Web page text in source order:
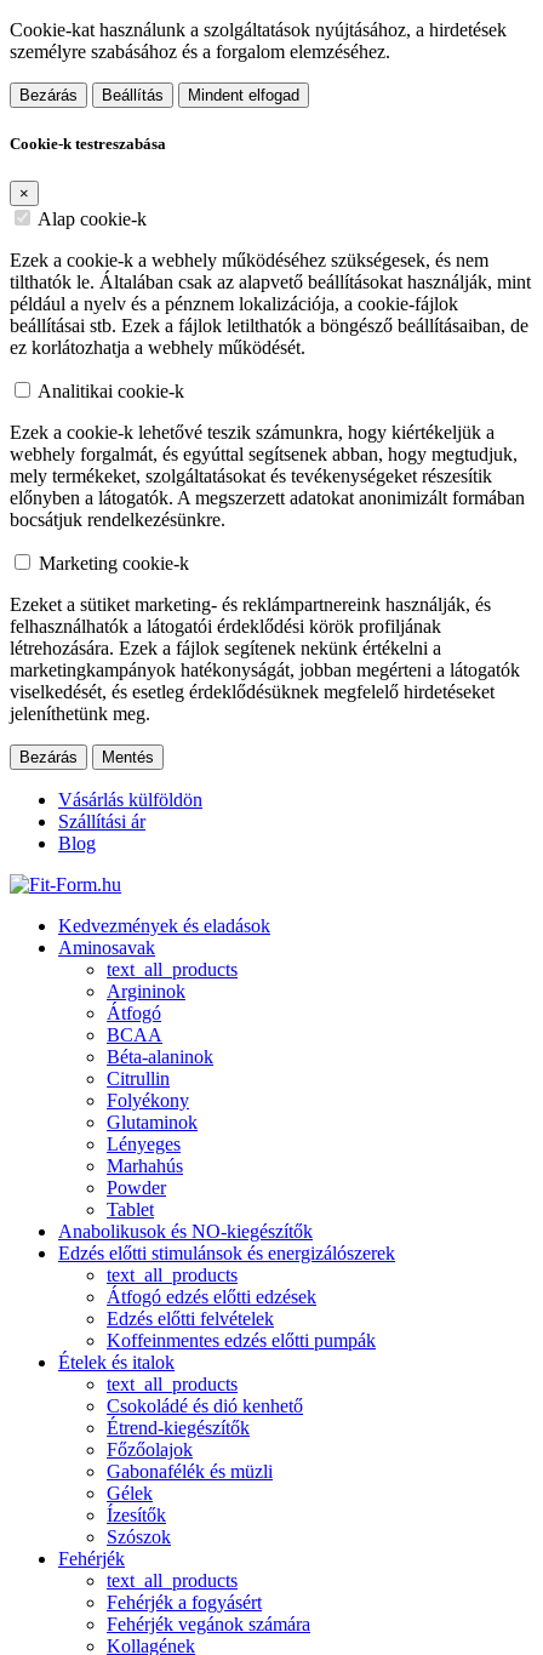
Cookie-kat használunk a szolgáltatások nyújtásához, a hirdetések
személyre szabásához és a forgalom elemzéséhez.
Bezárás Beállítás Mindent elfogad
Cookie-k testreszabása
×
Alap cookie-k
Ezek a cookie-k a webhely működéséhez szükségesek, és nem
tilthatók le. Általában csak az alapvető beállításokat használják, mint
például a nyelv és a pénznem lokalizációja, a cookie-fájlok
beállításai stb. Ezek a fájlok letilthatók a böngésző beállításaiban, de
ez korlátozhatja a webhely működését.
Analitikai cookie-k
Ezek a cookie-k lehetővé teszik számunkra, hogy kiértékeljük a
webhely forgalmát, és egyúttal segítsenek abban, hogy megtudjuk,
mely termékeket, szolgáltatásokat és tevékenységeket részesítik
előnyben a látogatók. A megszerzett adatokat anonimizált formában
bocsátjuk rendelkezésünkre.
Marketing cookie-k
Ezeket a sütiket marketing- és reklámpartnereink használják, és
felhasználhatók a látogatói érdeklődési körök profiljának
létrehozására. Ezek a fájlok segítenek nekünk értékelni a
marketingkampányok hatékonyságát, jobban megérteni a látogatók
viselkedését, és esetleg érdeklődésüknek megfelelő hirdetéseket
jeleníthetünk meg.
Bezárás Mentés
Vásárlás külföldön
Szállítási ár
Blog
Kedvezmények és eladások
Aminosavak
text_all_products
Argininok
Átfogó
BCAA
Béta-alaninok
Citrullin
Folyékony
Glutaminok
Lényeges
Marhahús
Powder
Tablet
Anabolikusok és NO-kiegészítők
Edzés előtti stimulánsok és energizálószerek
text_all_products
Átfogó edzés előtti edzések
Edzés előtti felvételek
Koffeinmentes edzés előtti pumpák
Ételek és italok
text_all_products
Csokoládé és dió kenhető
Étrend-kiegészítők
Főzőolajok
Gabonafélék és müzli
Gélek
Ízesítők
Szószok
Fehérjék
text_all_products
Fehérjék a fogyásért
Fehérjék vegánok számára
Kollagének